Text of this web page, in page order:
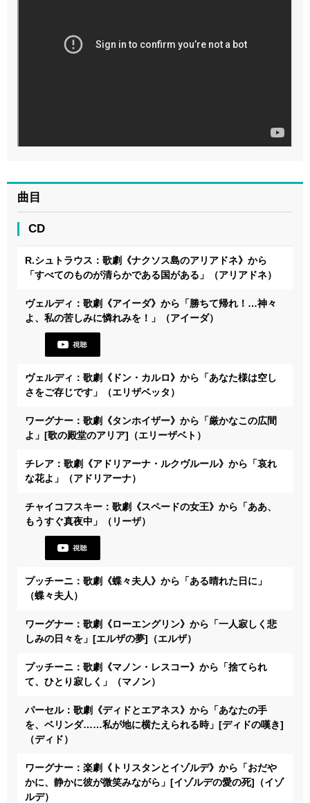
曲目
CD
R.シュトラウス：歌劇《ナクソス島のアリアドネ》から
「すべてのものが清らかである国がある」（アリアドネ）
ヴェルディ：歌劇《アイーダ》から「勝ちて帰れ！…神々
よ、私の苦しみに憐れみを！」（アイーダ）
ヴェルディ：歌劇《ドン・カルロ》から「あなた様は空し
さをご存じです」（エリザベッタ）
ワーグナー：歌劇《タンホイザー》から「厳かなこの広間
よ」[歌の殿堂のアリア]（エリーザベト）
チレア：歌劇《アドリアーナ・ルクヴルール》から「哀れ
な花よ」（アドリアーナ）
チャイコフスキー：歌劇《スペードの女王》から「ああ、
もうすぐ真夜中」（リーザ）
プッチーニ：歌劇《蝶々夫人》から「ある晴れた日に」
（蝶々夫人）
ワーグナー：歌劇《ローエングリン》から「一人寂しく悲
しみの日々を」[エルザの夢]（エルザ）
プッチーニ：歌劇《マノン・レスコー》から「捨てられ
て、ひとり寂しく」（マノン）
パーセル：歌劇《ディドとエアネス》から「あなたの手
を、ベリンダ……私が地に横たえられる時」[ディドの嘆き]
（ディド）
ワーグナー：楽劇《トリスタンとイゾルデ》から「おだや
かに、静かに彼が微笑みながら」[イゾルデの愛の死]（イゾ
ルデ）